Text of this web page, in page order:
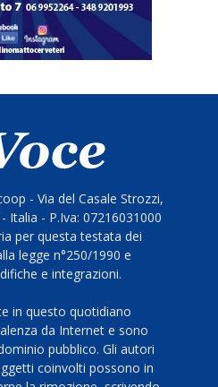
- Via del Casale Strozzi,
Italia - P.Iva: 07216031000
per questa testata dei
legge n°250/1990 e
e integrazioni.
in questo quotidiano
da Internet e sono
pubblico. Gli autori
coinvolti possono in